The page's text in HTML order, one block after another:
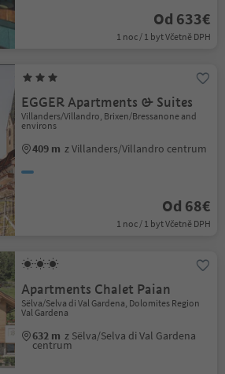
Od 633€
1 noc / 1 byt Včetně DPH
EGGER Apartments & Suites
Villanders/Villandro, Brixen/Bressanone and
environs
409 m z Villanders/Villandro centrum
Od 68€
1 noc / 1 byt Včetně DPH
Apartments Chalet Paian
Sëlva/Selva di Val Gardena, Dolomites Region
Val Gardena
632 m z Sëlva/Selva di Val Gardena
centrum